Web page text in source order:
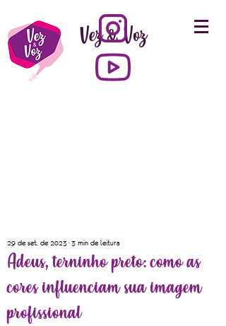
Vez & Voz
Adeus, terninho preto: como as
cores influenciam sua imagem
profissional
29 de set. de 2023 3 min de leitura